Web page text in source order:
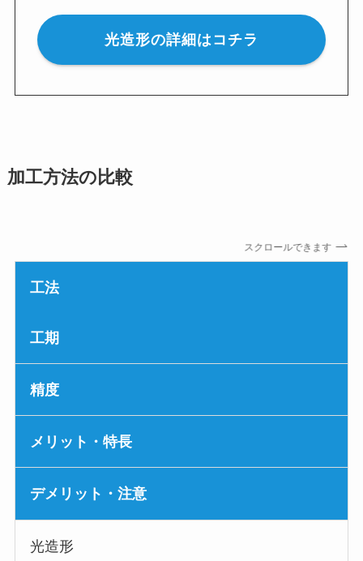
光造形の詳細はコチラ
加工方法の比較
スクロールできます
工法
工期
精度
メリット・特長
デメリット・注意
光造形